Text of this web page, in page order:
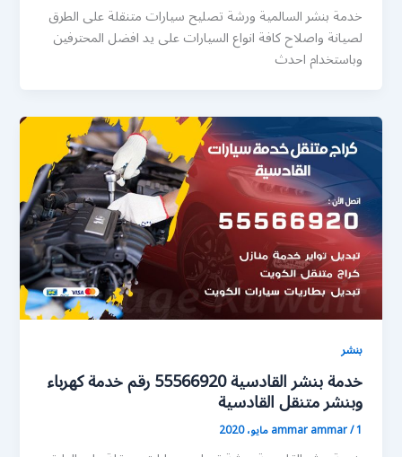
خدمة بنشر السالمية ورشة تصليح سيارات متنقلة على الطرق
لصيانة واصلاح كافة انواع السيارات على يد افضل المحترفين
وباستخدام احدث
بنشر
خدمة بنشر القادسية 55566920 رقم خدمة كهرباء
وبنشر متنقل القادسية
ammar ammar/1 مايو، 2020